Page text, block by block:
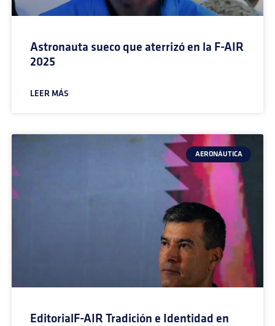
Astronauta sueco que aterrizó en la F-AIR
2025
LEER MÁS
AERONÁUTICA
EditorialF-AIR Tradición e Identidad en